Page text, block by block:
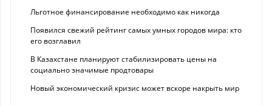
Льготное финансирование необходимо как никогда
Появился свежий рейтинг самых умных городов мира: кто
его возглавил
В Казахстане планируют стабилизировать цены на
социально значимые продтовары
Новый экономический кризис может вскоре накрыть мир